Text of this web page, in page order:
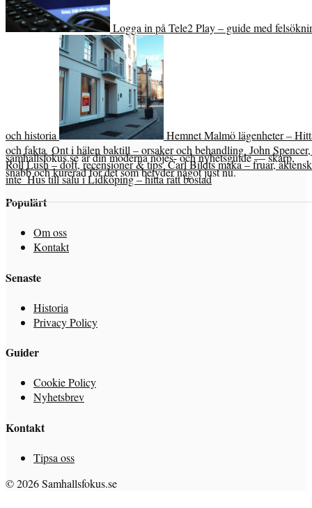
Logga in på Tele2 Play – guide med
och historia
Hemnet Malmö lägenheter –
och fakta Ont i hälen baktill – orsaker och behandling John
Roll Lush – doft, recensioner & tips Carl Bildts maka – fruar,
inte Hus till salu i Lidköping – hitta rätt bostad
samhallsfokus.se är din moderna nöjes- och nyhetsguide — skarp,
snabb och kurerad för det som betyder något just nu.
Populärt
Om oss
Kontakt
Senaste
Historia
Privacy Policy
Guider
Cookie Policy
Nyhetsbrev
Kontakt
Tipsa oss
© 2026 Samhallsfokus.se